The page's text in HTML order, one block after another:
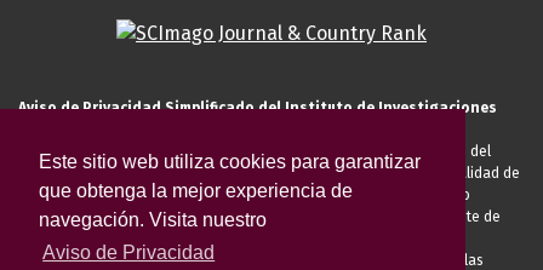
Este sitio web utiliza cookies para garantizar
que obtenga la mejor experiencia de
navegación. Visita nuestro
Aviso de Privacidad
Aviso de Privacidad Simplificado del Instituto de Investigaciones
El Instituto de Investigaciones Estéticas de la UNAM, es responsable del
tratamiento de sus datos personales para el registro de usted en calidad de
alumno, docente, personal de la entidad académica, conferencista o
invitado externo (nacional o extranjero), visitante, proveedor o cliente de
anteriormente descritas u otras aquellas exigidas legalmente o por las